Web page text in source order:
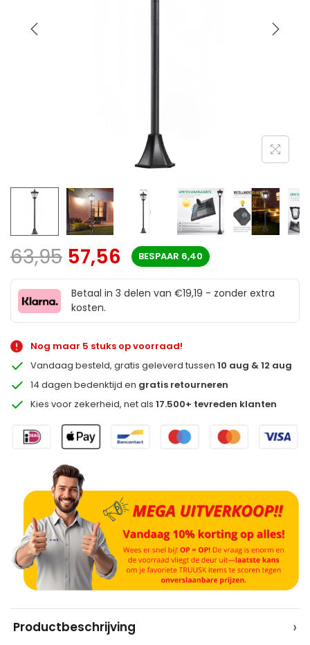
63,95 57,56 BESPAAR 6,40
Betaal in 3 delen van €19,19 - zonder extra
kosten.
Nog maar 5 stuks op voorraad!
Vandaag besteld, gratis geleverd tussen10 aug & 12 aug
14 dagen bedenktijd en gratis retourneren
Kies voor zekerheid, net als17.500+ tevreden klanten
Productbeschrijving ›